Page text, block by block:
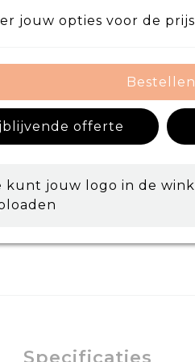
jouw opties voor de
Bestellen
offerte
kunt jouw logo in de
Specificaties